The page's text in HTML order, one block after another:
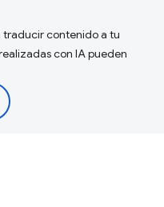
contenido a tu
con IA pueden